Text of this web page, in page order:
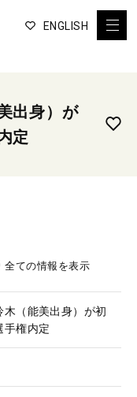
ENGLISH
出身）が
定
全ての情報を表示
（能美出身）が初
権内定